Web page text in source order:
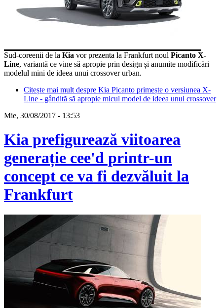
Sud-coreenii de la Kia vor prezenta la Frankfurt noul Picanto X-
Line, variantă ce vine să apropie prin design și anumite modificări
modelul mini de ideea unui crossover urban.
Citește mai mult despre Kia Picanto primește o versiunea X-
Line - gândită să apropie micul model de ideea unui crossover
Mie, 30/08/2017 - 13:53
Kia prefigurează viitoarea
generație cee'd printr-un
concept ce va fi dezvăluit la
Frankfurt